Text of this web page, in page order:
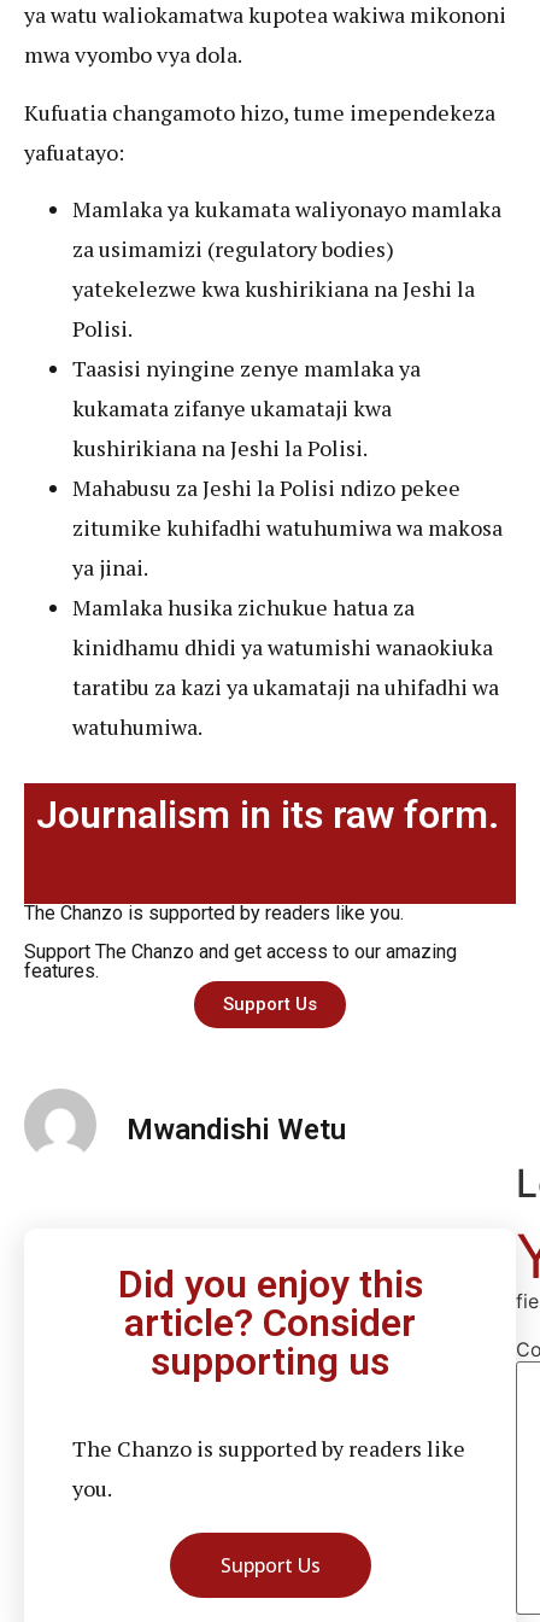
ya watu waliokamatwa kupotea wakiwa mikononi
mwa vyombo vya dola.
Kufuatia changamoto hizo, tume imependekeza
yafuatayo:
Mamlaka ya kukamata waliyonayo mamlaka
za usimamizi (regulatory bodies)
yatekelezwe kwa kushirikiana na Jeshi la
Polisi.
Taasisi nyingine zenye mamlaka ya
kukamata zifanye ukamataji kwa
kushirikiana na Jeshi la Polisi.
Mahabusu za Jeshi la Polisi ndizo pekee
zitumike kuhifadhi watuhumiwa wa makosa
ya jinai.
Mamlaka husika zichukue hatua za
kinidhamu dhidi ya watumishi wanaokiuka
taratibu za kazi ya ukamataji na uhifadhi wa
watuhumiwa.
Journalism in its raw form.
The Chanzo is supported by readers like you.
Support The Chanzo and get access to our amazing
features.
Support Us
Mwandishi Wetu
Did you enjoy this
article? Consider
supporting us
The Chanzo is supported by readers like
you.
Support Us